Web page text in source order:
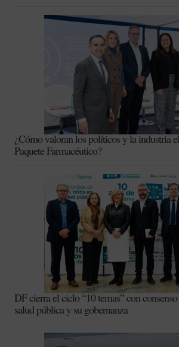
¿Cómo valoran los políticos y la industria
Paquete Farmacéutico?
DF cierra el ciclo “10 temas” con
salud pública y su gobernanza